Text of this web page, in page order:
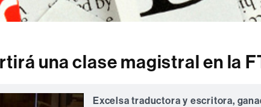
una clase magistral en la
Excelsa traductora y escritora,